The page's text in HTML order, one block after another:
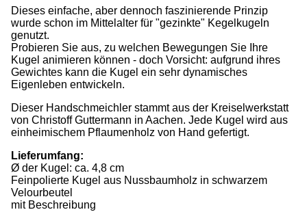
Dieses einfache, aber dennoch faszinierende Prinzip
wurde schon im Mittelalter für "gezinkte" Kegelkugeln
genutzt.
Probieren Sie aus, zu welchen Bewegungen Sie Ihre
Kugel animieren können - doch Vorsicht: aufgrund ihres
Gewichtes kann die Kugel ein sehr dynamisches
Eigenleben entwickeln.
Dieser Handschmeichler stammt aus der Kreiselwerkstatt
von Christoff Guttermann in Aachen. Jede Kugel wird aus
einheimischem Pflaumenholz von Hand gefertigt.
Lieferumfang:
Ø der Kugel: ca. 4,8 cm
Feinpolierte Kugel aus Nussbaumholz in schwarzem
Velourbeutel
mit Beschreibung